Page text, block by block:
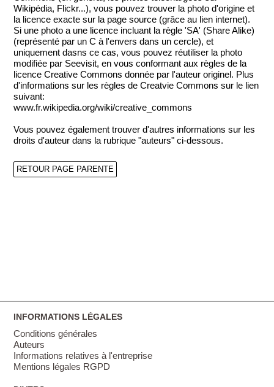
Wikipédia, Flickr...), vous pouvez trouver la photo d'origine et
la licence exacte sur la page source (grâce au lien internet).
Si une photo a une licence incluant la règle 'SA' (Share Alike)
(représenté par un C à l'envers dans un cercle), et
uniquement dasns ce cas, vous pouvez réutiliser la photo
modifiée par Seevisit, en vous conformant aux règles de la
licence Creative Commons donnée par l'auteur originel. Plus
d'informations sur les règles de Creatvie Commons sur le lien
suivant:
www.fr.wikipedia.org/wiki/creative_commons
Vous pouvez également trouver d'autres informations sur les
droits d'auteur dans la rubrique "auteurs" ci-dessous.
RETOUR PAGE PARENTE
INFORMATIONS LÉGALES
Conditions générales
Auteurs
Informations relatives à l'entreprise
Mentions légales RGPD